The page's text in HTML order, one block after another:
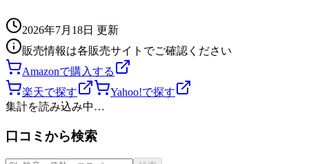
2026年7月18日 更新
販売情報は各販売サイトでご確認ください
Amazonで購入する
楽天で探す
Yahoo!で探す
集計を読み込み中…
口コミから検索